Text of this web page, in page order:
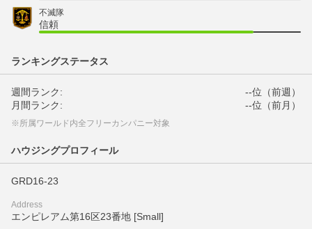
不滅隊
信頼
ランキングステータス
週間ランク:
--位（前週）
月間ランク:
--位（前月）
※所属ワールド内全フリーカンパニー対象
ハウジングプロフィール
GRD16-23
Address
エンピレアム第16区23番地 [Small]